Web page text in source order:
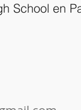
School en